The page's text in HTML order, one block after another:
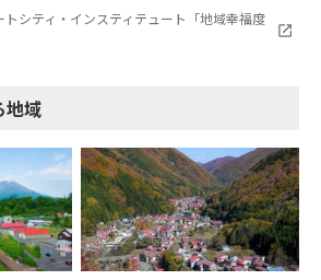
シティ・インスティテュート「地域幸福度
地域